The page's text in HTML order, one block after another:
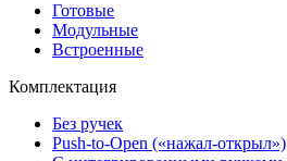
Готовые
Модульные
Встроенные
Комплектация
Без ручек
Push-to-Open («нажал-открыл»)